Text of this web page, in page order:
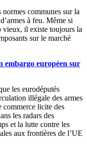
communes sur la
à feu. Même si
vieux, il existe toujours la
sur le marché
embargo européen sur
les eurodéputés
illégale des armes
commerce licite des
les radars des
et la lutte contre les
aux frontières de l’UE